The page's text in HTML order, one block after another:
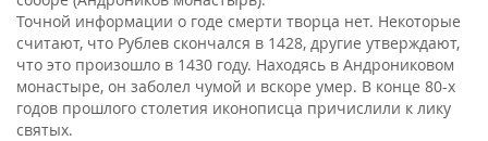
Точной информации о годе смерти творца нет. Некоторые
считают, что Рублев скончался в 1428, другие утверждают,
что это произошло в 1430 году. Находясь в Андрониковом
монастыре, он заболел чумой и вскоре умер. В конце 80-х
годов прошлого столетия иконописца причислили к лику
святых.